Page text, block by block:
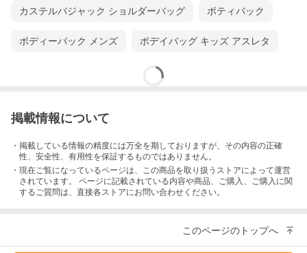
カステルバジャック ショルダーバッグ ボティバック
ボディーバック メンズ ボデイバッグ キッズ アスレタ
掲載情報について
・掲載している情報の精度には万全を期しておりますが、その内容の正確
性、安全性、有用性を保証するものではありません。
・現在ご覧になっているページは、この商品を取り扱うストアによって運営
されています。 ページに記載されている内容や商品、ご購入 、ご購入に関
するご質問は、直接各ストアにお問い合わせください。
このページのトップへ